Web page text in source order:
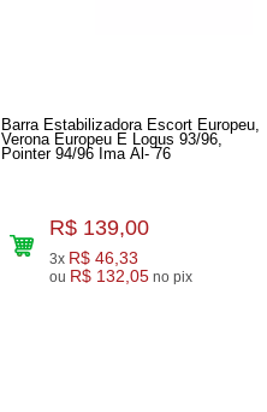
Barra Estabilizadora Escort Europeu,
Verona Europeu E Logus 93/96,
Pointer 94/96 Ima Al- 76
R$ 139,00
3x R$ 46,33
ou R$ 132,05 no pix